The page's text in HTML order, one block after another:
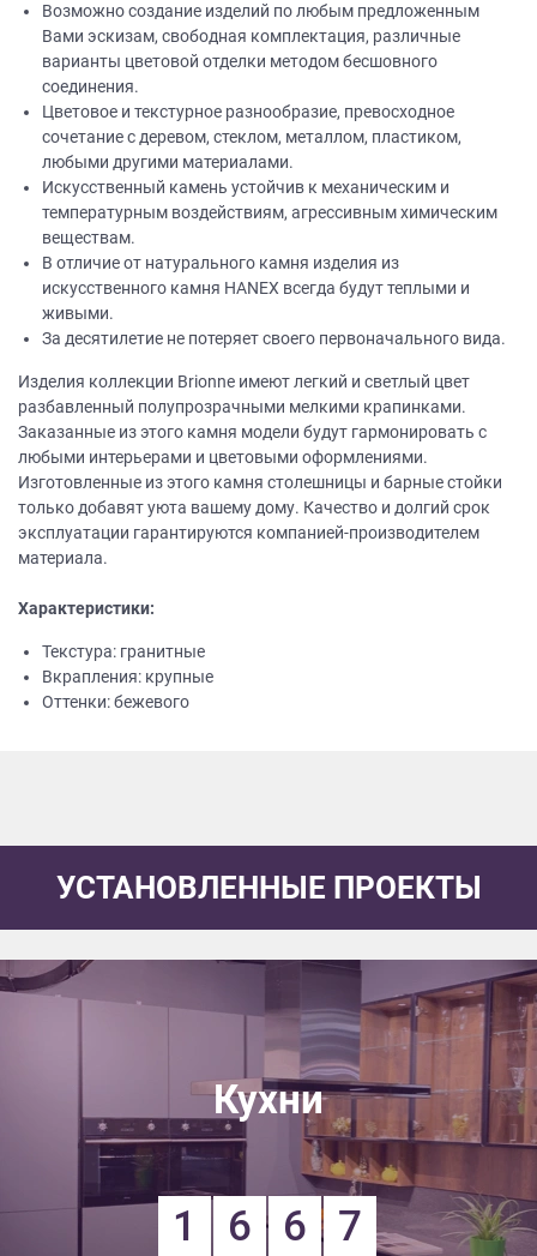
Возможно создание изделий по любым предложенным
Вами эскизам, свободная комплектация, различные
варианты цветовой отделки методом бесшовного
соединения.
Цветовое и текстурное разнообразие, превосходное
сочетание с деревом, стеклом, металлом, пластиком,
любыми другими материалами.
Искусственный камень устойчив к механическим и
температурным воздействиям, агрессивным химическим
веществам.
В отличие от натурального камня изделия из
искусственного камня НANEХ всегда будут теплыми и
живыми.
За десятилетие не потеряет своего первоначального вида.
Изделия коллекции Brionne имеют легкий и светлый цвет
разбавленный полупрозрачными мелкими крапинками.
Заказанные из этого камня модели будут гармонировать с
любыми интерьерами и цветовыми оформлениями.
Изготовленные из этого камня столешницы и барные стойки
только добавят уюта вашему дому. Качество и долгий срок
эксплуатации гарантируются компанией-производителем
материала.
Характеристики:
Текстура: гранитные
Вкрапления: крупные
Оттенки: бежевого
УСТАНОВЛЕННЫЕ ПРОЕКТЫ
Кухни
1 6 6 7